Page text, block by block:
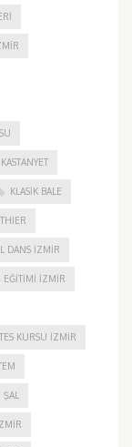
KASTANYET
KLASIK BALE
DANS İZMIR
EĞITIMI İZMIR
KURSU İZMIR
ŞAL